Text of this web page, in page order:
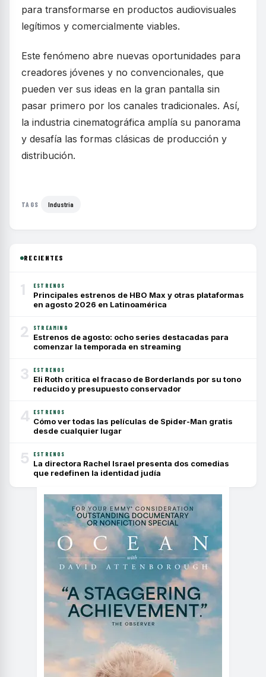
para transformarse en productos audiovisuales
legítimos y comercialmente viables.
Este fenómeno abre nuevas oportunidades para
creadores jóvenes y no convencionales, que
pueden ver sus ideas en la gran pantalla sin
pasar primero por los canales tradicionales. Así,
la industria cinematográfica amplía su panorama
y desafía las formas clásicas de producción y
distribución.
TAGS Industria
RECIENTES
1 ESTRENOS
Principales estrenos de HBO Max y otras plataformas
en agosto 2026 en Latinoamérica
2 STREAMING
Estrenos de agosto: ocho series destacadas para
comenzar la temporada en streaming
3 ESTRENOS
Eli Roth critica el fracaso de Borderlands por su tono
reducido y presupuesto conservador
4 ESTRENOS
Cómo ver todas las películas de Spider-Man gratis
desde cualquier lugar
5 ESTRENOS
La directora Rachel Israel presenta dos comedias
que redefinen la identidad judía